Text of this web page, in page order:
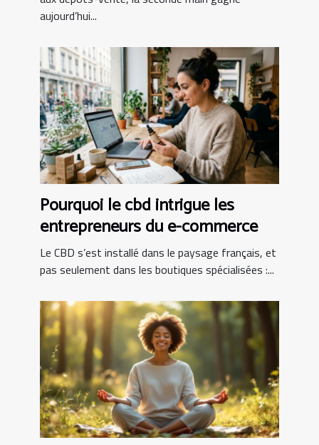
aujourd’hui...
Pourquoi le cbd intrigue les
entrepreneurs du e-commerce
Le CBD s’est installé dans le paysage français, et
pas seulement dans les boutiques spécialisées :...